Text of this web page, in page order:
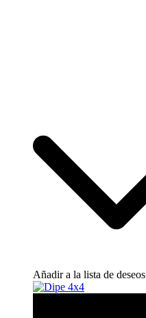
Añadir a la lista de deseos